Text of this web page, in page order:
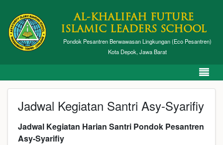
AL-KHALIFAH FUTURE
ISLAMIC LEADERS SCHOOL
Pondok Pesantren Berwawasan Lingkungan (Eco Pesantren)
Kota Depok, Jawa Barat
Jadwal Kegiatan Santri Asy-Syarifiy
Jadwal Kegiatan Harian Santri Pondok Pesantren
Asy-Syarifiy